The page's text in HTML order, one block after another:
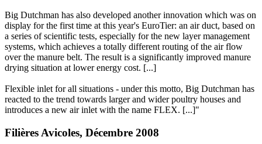
Big Dutchman has also developed another innovation which was on
display for the first time at this year's EuroTier: an air duct, based on
a series of scientific tests, especially for the new layer management
systems, which achieves a totally different routing of the air flow
over the manure belt. The result is a significantly improved manure
drying situation at lower energy cost. [...]
Flexible inlet for all situations - under this motto, Big Dutchman has
reacted to the trend towards larger and wider poultry houses and
introduces a new air inlet with the name FLEX. [...]"
Filières Avicoles, Décembre 2008